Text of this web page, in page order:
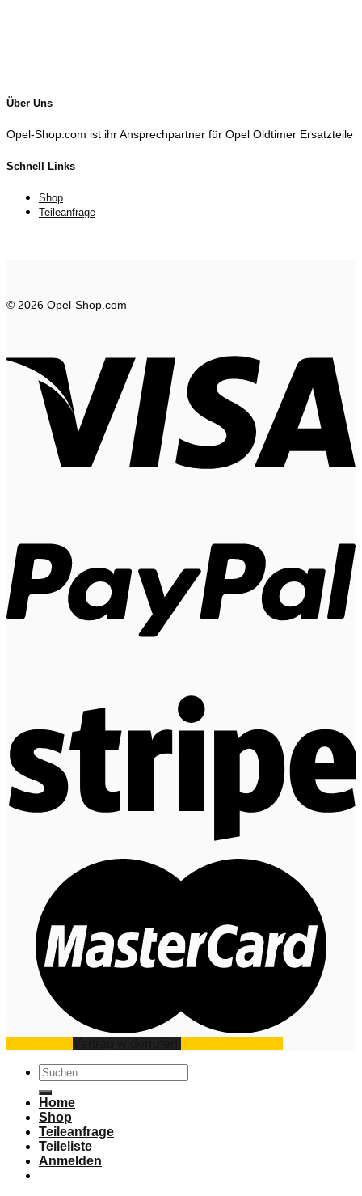
Über Uns
Opel-Shop.com ist ihr Ansprechpartner für Opel Oldtimer Ersatzteile
Schnell Links
Shop
Teileanfrage
© 2026 Opel-Shop.com
Suchen
nach:
Home
Shop
Teileanfrage
Teileliste
Anmelden